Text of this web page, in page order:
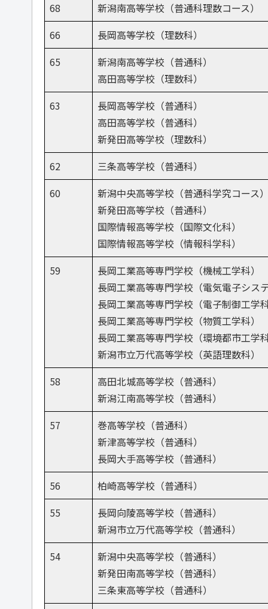
68
新潟南高等学校（普通科理数コース）
66
長岡高等学校（理数科）
65
新潟南高等学校（普通科）
高田高等学校（理数科）
63
長岡高等学校（普通科）
高田高等学校（普通科）
新発田高等学校（理数科）
62
三条高等学校（普通科）
60
新潟中央高等学校（普通科学究コース
新発田高等学校（普通科）
国際情報高等学校（国際文化科）
国際情報高等学校（情報科学科）
59
長岡工業高等専門学校（機械工学科）
長岡工業高等専門学校（電気電子シス
長岡工業高等専門学校（電子制御工学
長岡工業高等専門学校（物質工学科）
長岡工業高等専門学校（環境都市工学
新潟市立万代高等学校（英語理数科）
58
高田北城高等学校（普通科）
新潟江南高等学校（普通科）
57
巻高等学校（普通科）
新津高等学校（普通科）
長岡大手高等学校（普通科）
56
柏崎高等学校（普通科）
55
長岡向陵高等学校（普通科）
新潟市立万代高等学校（普通科）
54
新潟中央高等学校（普通科）
新発田南高等学校（普通科）
三条東高等学校（普通科）